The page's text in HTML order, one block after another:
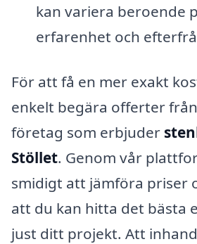
kan variera beroende
erfarenhet och
För att få en mer exakt
enkelt begära offerter
företag som erbjuder
Stöllet. Genom vår
smidigt att jämföra priser
att du kan hitta det bästa
just ditt projekt. Att